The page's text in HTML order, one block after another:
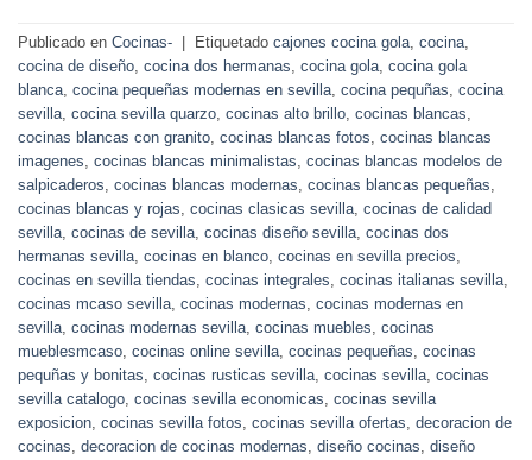
Publicado en Cocinas- Etiquetado cajones cocina gola, cocina,
cocina de diseño, cocina dos hermanas, cocina gola, cocina gola
blanca, cocina pequeñas modernas en sevilla, cocina pequñas, cocina
sevilla, cocina sevilla quarzo, cocinas alto brillo, cocinas blancas,
cocinas blancas con granito, cocinas blancas fotos, cocinas blancas
imagenes, cocinas blancas minimalistas, cocinas blancas modelos de
salpicaderos, cocinas blancas modernas, cocinas blancas pequeñas,
cocinas blancas y rojas, cocinas clasicas sevilla, cocinas de calidad
sevilla, cocinas de sevilla, cocinas diseño sevilla, cocinas dos
hermanas sevilla, cocinas en blanco, cocinas en sevilla precios,
cocinas en sevilla tiendas, cocinas integrales, cocinas italianas sevilla,
cocinas mcaso sevilla, cocinas modernas, cocinas modernas en
sevilla, cocinas modernas sevilla, cocinas muebles, cocinas
mueblesmcaso, cocinas online sevilla, cocinas pequeñas, cocinas
pequñas y bonitas, cocinas rusticas sevilla, cocinas sevilla, cocinas
sevilla catalogo, cocinas sevilla economicas, cocinas sevilla
exposicion, cocinas sevilla fotos, cocinas sevilla ofertas, decoracion de
cocinas, decoracion de cocinas modernas, diseño cocinas, diseño